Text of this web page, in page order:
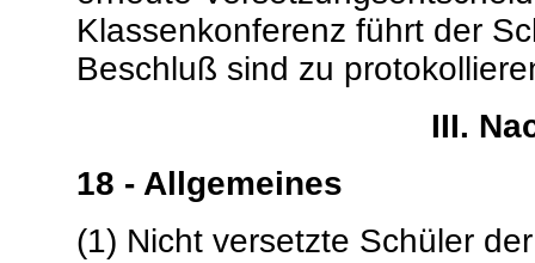
Klassenkonferenz führt der
Beschluß sind zu
III.
18 - Allgemeines
(1) Nicht versetzte Schüler